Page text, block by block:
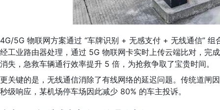
4G/5G 物联网方案通过 “车牌识别 + 无感支付 + 无线通信”
经工业路由器处理，通过 5G 物联网卡实时上传云端比对，完
消失，急救车辆通行效率提升 5 倍，为抢救争取了宝贵时间。
更关键的是，无线通信消除了有线网络的延迟问题。传统道
秒级响应，某机场停车场因此减少 80% 的车主投诉。